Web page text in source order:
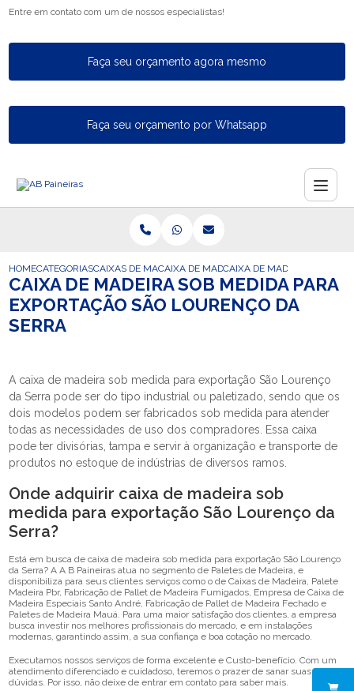
Entre em contato com um de nossos especialistas!
Faça seu orçamento agora mesmo
Faça seu orçamento por Whatsapp
HOMECATEGORIASCAIXAS DE MADEIRA PARA EXPORTACAO
CAIXA DE MADEIRA FUMIGADA DE
CAIXA DE MADEIRA SOB
CAIXA DE MADEIRA SOB MEDIDA PARA
EXPORTAÇÃO SÃO LOURENÇO DA
SERRA
A caixa de madeira sob medida para exportação São Lourenço
da Serra pode ser do tipo industrial ou paletizado, sendo que os
dois modelos podem ser fabricados sob medida para atender
todas as necessidades de uso dos compradores. Essa caixa
pode ter divisórias, tampa e servir à organização e transporte de
produtos no estoque de indústrias de diversos ramos.
Onde adquirir caixa de madeira sob
medida para exportação São Lourenço da
Serra?
Está em busca de caixa de madeira sob medida para exportação São Lourenço
da Serra? A A B Paineiras atua no segmento de Paletes de Madeira, e
disponibiliza para seus clientes serviços como o de Caixas de Madeira, Palete
Madeira Pbr, Fabricação de Pallet de Madeira Fumigados, Empresa de Caixa de
Madeira Especiais Santo André, Fabricação de Pallet de Madeira Fechado e
Paletes de Madeira Mauá. Para uma maior satisfação dos clientes, a empresa
busca investir nos melhores profissionais do mercado, e em instalações
modernas, garantindo assim, a sua confiança e boa cotação no mercado.
Executamos nossos serviços de forma excelente e Custo-benefício. Com um
atendimento diferenciado e cuidadoso, teremos o prazer de sanar suas
dúvidas. Por isso, não deixe de entrar em contato para saber mais.